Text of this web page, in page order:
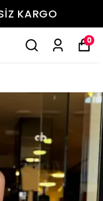
KARGO
0